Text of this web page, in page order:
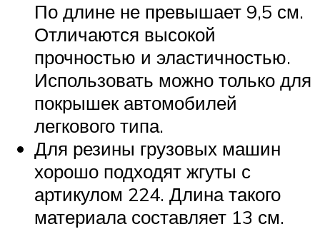
По длине не превышает 9,5 см.
Отличаются высокой
прочностью и эластичностью.
Использовать можно только для
покрышек автомобилей
легкового типа.
Для резины грузовых машин
хорошо подходят жгуты с
артикулом 224. Длина такого
материала составляет 13 см.